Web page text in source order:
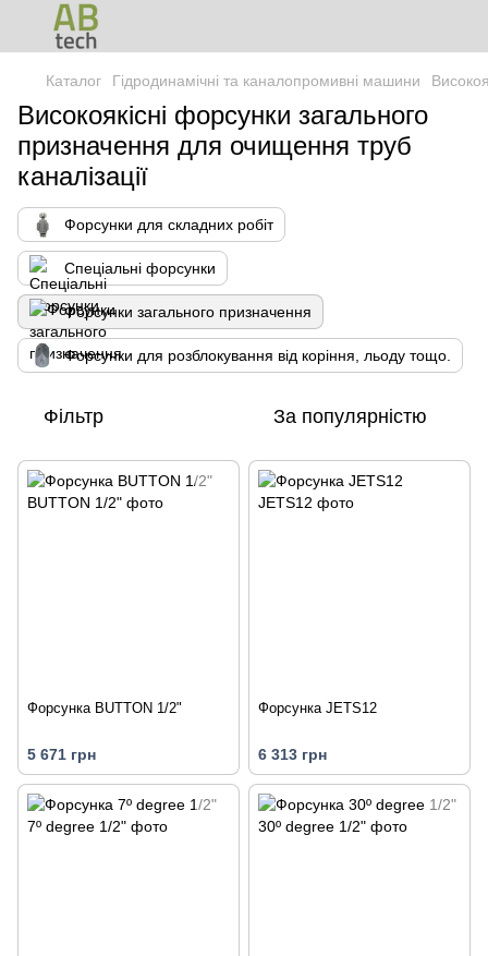
Каталог Гідродинамічні та каналопромивні машини
Високоякісні форсунки загального
призначення для очищення труб
каналізації
Форсунки для складних робіт
Спеціальні форсунки
Форсунки загального призначення
Форсунки для розблокування від коріння, льоду тощо.
Фільтр За популярністю
Форсунка BUTTON 1/2"
5 671 грн
Форсунка JETS12
6 313 грн